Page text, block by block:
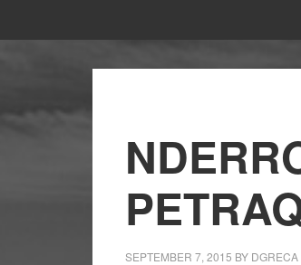
SEPTEMBER 7, 2015 BY DGRECA